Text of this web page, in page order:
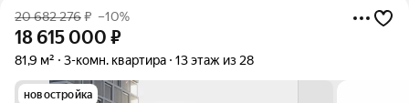
20 682 276₽ –10%
18 615 000 ₽
81,9 м² 3-комн. квартира 13 этаж из 28
новостройка